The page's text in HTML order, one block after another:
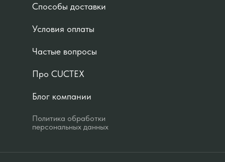
Способы доставки
Условия оплаты
Частые вопросы
Про CUCTEX
Блог компании
Политика обработки
персональных данных